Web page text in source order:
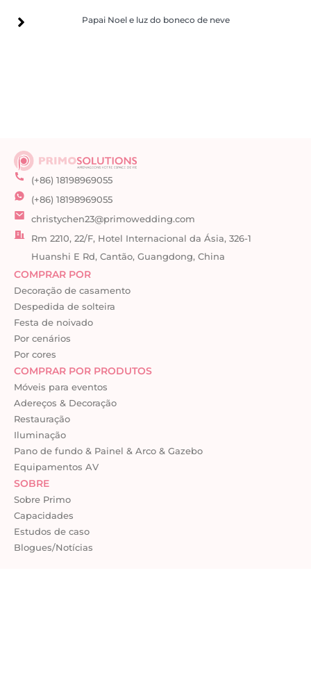
Papai Noel e luz do boneco de neve
Papai Noel e luz do boneco de neve
(+86) 18198969055
(+86) 18198969055
christychen23@primowedding.com
Rm 2210, 22/F, Hotel Internacional da Ásia, 326-1
Huanshi E Rd, Cantão, Guangdong, China
COMPRAR POR
Decoração de casamento
Despedida de solteira
Festa de noivado
Por cenários
Por cores
COMPRAR POR PRODUTOS
Móveis para eventos
Adereços & Decoração
Restauração
Iluminação
Pano de fundo & Painel & Arco & Gazebo
Equipamentos AV
SOBRE
Sobre Primo
Capacidades
Estudos de caso
Blogues/Notícias